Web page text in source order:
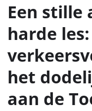
Een stille
harde les:
het
aan de